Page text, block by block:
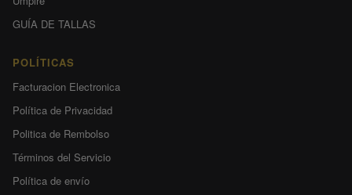
GUÍA DE TALLAS
POLÍTICAS
Facturacion Electronica
Política de Privacidad
Politica de Rembolso
Términos del Servicio
Política de envío